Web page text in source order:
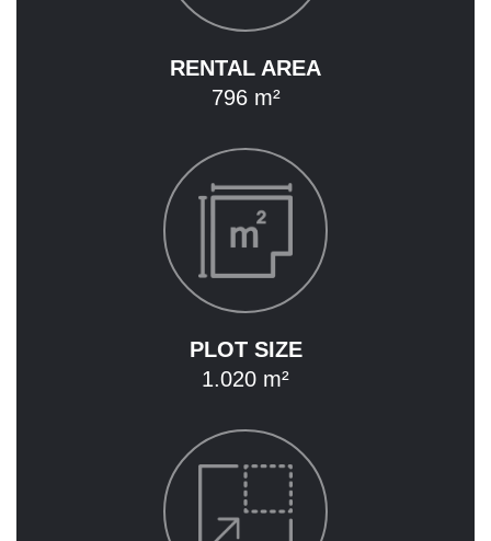
MIXED USE PROPERTIES
CONTACT
RENTAL AREA
796 m²
PLOT SIZE
1.020 m²